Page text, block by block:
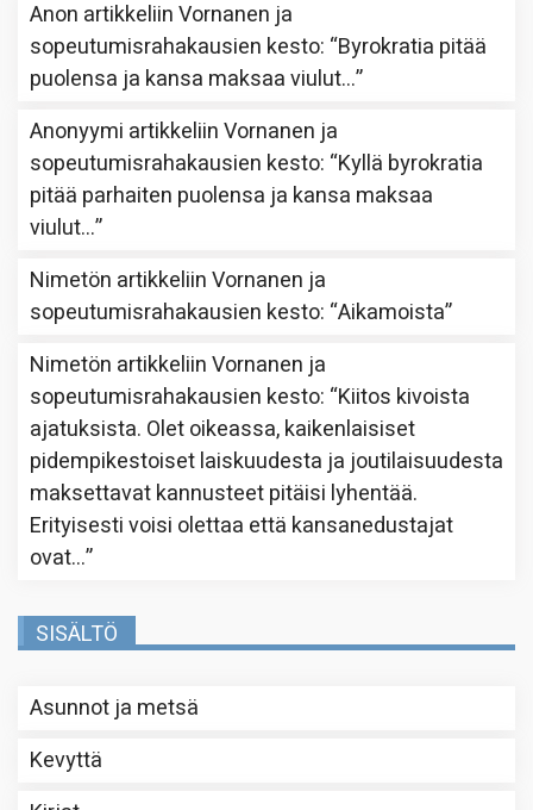
Anon artikkeliinVornanen ja
sopeutumisrahakausien kesto: “Byrokratia pitää
puolensa ja kansa maksaa viulut…”
Anonyymi artikkeliinVornanen ja
sopeutumisrahakausien kesto: “Kyllä byrokratia
pitää parhaiten puolensa ja kansa maksaa
viulut…”
Nimetön artikkeliinVornanen ja
sopeutumisrahakausien kesto: “Aikamoista”
Nimetön artikkeliinVornanen ja
sopeutumisrahakausien kesto: “Kiitos kivoista
ajatuksista. Olet oikeassa, kaikenlaisiset
pidempikestoiset laiskuudesta ja joutilaisuudesta
maksettavat kannusteet pitäisi lyhentää.
Erityisesti voisi olettaa että kansanedustajat
ovat…”
SISÄLTÖ
Asunnot ja metsä
Kevyttä